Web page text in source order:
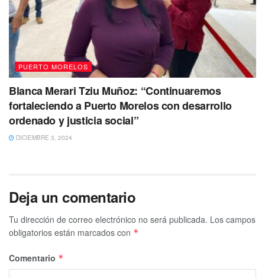
Con Información de Meteored
PUERTO MORELOS
Blanca Merari Tziu Muñoz: “Continuaremos
fortaleciendo a Puerto Morelos con desarrollo
ordenado y justicia social”
DICIEMBRE 3, 2024
Deja un comentario
Tu dirección de correo electrónico no será publicada. Los campos
obligatorios están marcados con *
Comentario *